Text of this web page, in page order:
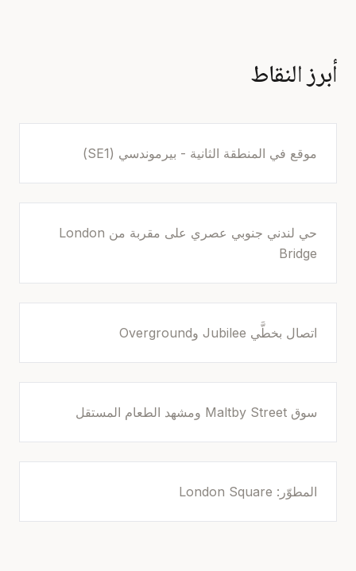
أبرز النقاط
موقع في المنطقة الثانية - بيرموندسي (SE1)
حي لندني جنوبي عصري على مقربة من London
Bridge
اتصال بخطَّي Jubilee وOverground
سوق Maltby Street ومشهد الطعام المستقل
المطوّر: London Square